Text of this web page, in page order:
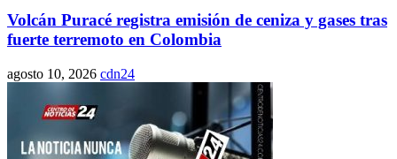
Volcán Puracé registra emisión de ceniza y gases tras
fuerte terremoto en Colombia
agosto 10, 2026 cdn24